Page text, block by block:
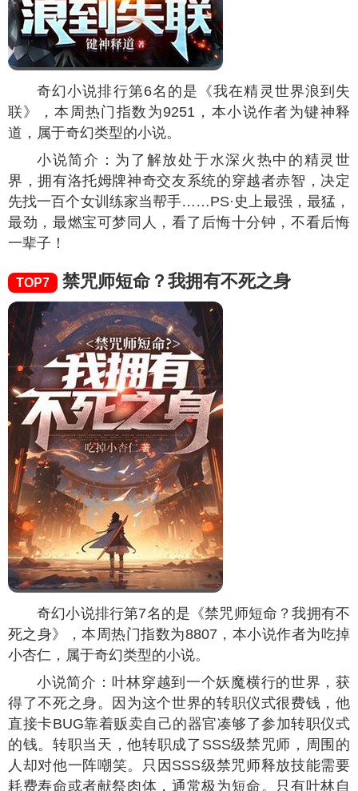
奇幻小说排行第6名的是《我在精灵世界浪到失
联》，本周热门指数为9251 ，本小说作者为键神释
道，属于奇幻类型的小说。
小说简介：为了解放处于水深火热中的精灵世
界，拥有洛托姆牌神奇交友系统的穿越者赤智，决定
先找一百个女训练家当帮手……PS·史上最强，最猛，
最劲，最燃宝可梦同人，看了后悔十分钟，不看后悔
一辈子！
TOP7 禁咒师短命？我拥有不死之身
奇幻小说排行第7名的是《禁咒师短命？我拥有不
死之身》，本周热门指数为8807 ，本小说作者为吃掉
小杏仁，属于奇幻类型的小说。
小说简介：叶林穿越到一个妖魔横行的世界，获
得了不死之身。因为这个世界的转职仪式很费钱，他
直接卡BUG靠着贩卖自己的器官凑够了参加转职仪式
的钱。转职当天，他转职成了SSS级禁咒师，周围的
人却对他一阵嘲笑。只因SSS级禁咒师释放技能需要
耗费寿命或者献祭肉体，通常极为短命。只有叶林自